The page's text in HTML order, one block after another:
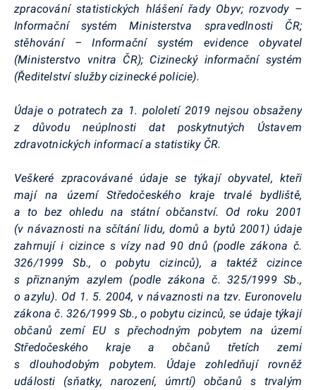
zpracování statistických hlášení řady Obyv; rozvody –
Informační systém Ministerstva spravedlnosti ČR;
stěhování – Informační systém evidence obyvatel
(Ministerstvo vnitra ČR); Cizinecký informační systém
(Ředitelství služby cizinecké policie).
Údaje o potratech za 1. pololetí 2019 nejsou obsaženy
z důvodu neúplnosti dat poskytnutých Ústavem
zdravotnických informací a statistiky ČR.
Veškeré zpracovávané údaje se týkají obyvatel, kteří
mají na území Středočeského kraje trvalé bydliště,
a to bez ohledu na státní občanství. Od roku 2001
(v návaznosti na sčítání lidu, domů a bytů 2001) údaje
zahrnují i cizince s vízy nad 90 dnů (podle zákona č.
326/1999 Sb., o pobytu cizinců), a taktéž cizince
s přiznaným azylem (podle zákona č. 325/1999 Sb.,
o azylu). Od 1. 5. 2004, v návaznosti na tzv. Euronovelu
zákona č. 326/1999 Sb., o pobytu cizinců, se údaje týkají
občanů zemí EU s přechodným pobytem na území
Středočeského kraje a občanů třetích zemí
s dlouhodobým pobytem. Údaje zohledňují rovněž
události (sňatky, narození, úmrtí) občanů s trvalým